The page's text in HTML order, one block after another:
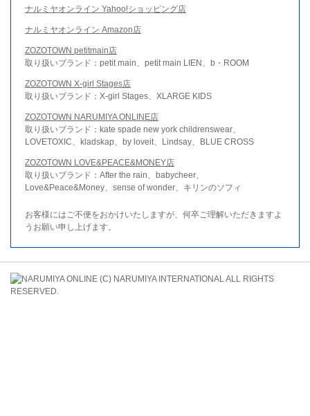
ナルミヤオンライン Yahoo!ショッピング店
ナルミヤオンライン Amazon店
ZOZOTOWN petitmain店
取り扱いブランド：petit main、petit main LIEN、b・ROOM
ZOZOTOWN X-girl Stages店
取り扱いブランド：X-girl Stages、XLARGE KIDS
ZOZOTOWN NARUMIYA ONLINE店
取り扱いブランド：kate spade new york childrenswear、
LOVETOXIC、kladskap、by loveit、Lindsay、BLUE CROSS
ZOZOTOWN LOVE&PEACE&MONEY店
取り扱いブランド：After the rain、babycheer、
Love&Peace&Money、sense of wonder、キリンのソフィ
お客様にはご不便をおかけいたしますが、何卒ご理解いただきますよ
うお願い申し上げます。